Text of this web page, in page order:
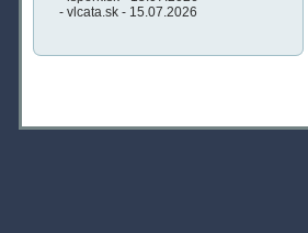
- vlcata.sk - 15.07.2026